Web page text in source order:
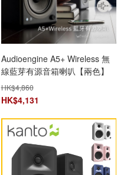
Audioengine A5+ Wireless 無
線藍芽有源音箱喇叭【兩色】
【原裝行貨】【+贈送1件
Astrotec S80 鈹單元真無線藍
芽耳機】【免運費】
HK$4,860
HK$4,131